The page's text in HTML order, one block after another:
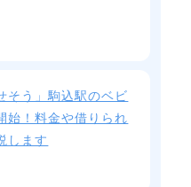
そう」駒込駅のベビ
始！料金や借りられ
します